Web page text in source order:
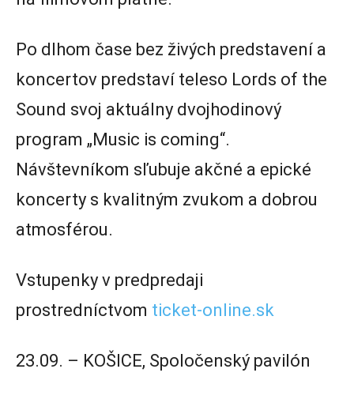
Po dlhom čase bez živých predstavení a
koncertov predstaví teleso Lords of the
Sound svoj aktuálny dvojhodinový
program „Music is coming“.
Návštevníkom sľubuje akčné a epické
koncerty s kvalitným zvukom a dobrou
atmosférou.
Vstupenky v predpredaji
prostredníctvom ticket-online.sk
23.09. – KOŠICE, Spoločenský pavilón